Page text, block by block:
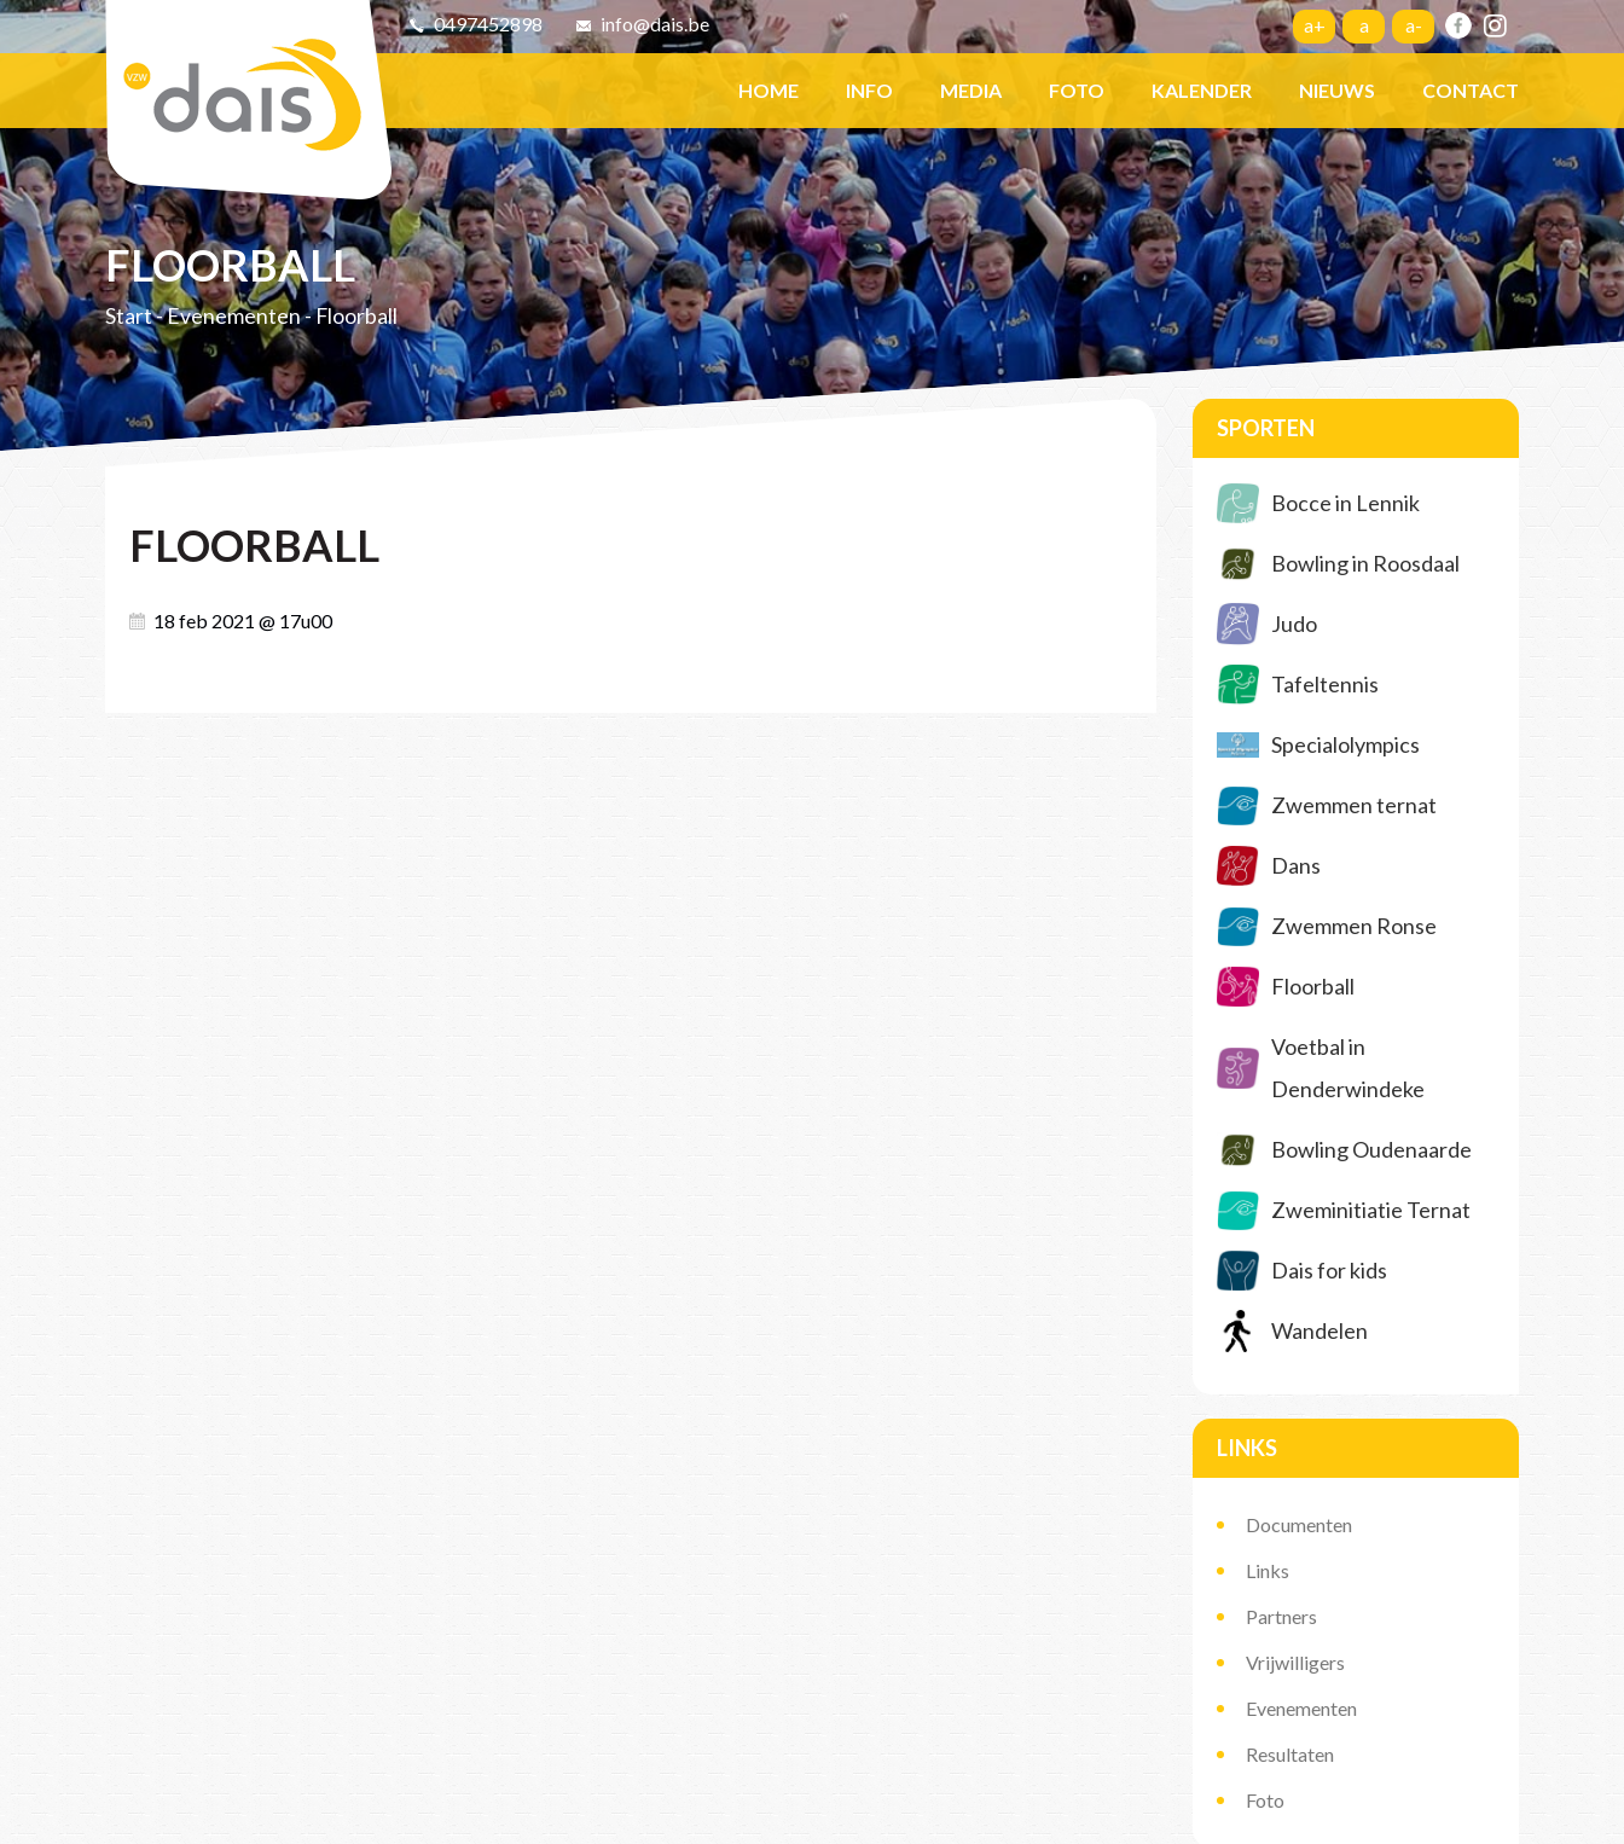
0497452898 info@dais.be Facebook a+ a a-
HOME INFO MEDIA FOTO KALENDER NIEUWS CONTACT
FLOORBALL
Start-Evenementen-Floorball
FLOORBALL
18 feb 2021 @ 17u00
SPORTEN
Bocce in Lennik
Bowling in Roosdaal
Judo
Tafeltennis
Specialolympics
Zwemmen ternat
Dans
Zwemmen Ronse
Floorball
Voetbal in
Denderwindeke
Bowling Oudenaarde
Zweminitiatie Ternat
Dais for kids
Wandelen
LINKS
Documenten
Links
Partners
Vrijwilligers
Evenementen
Resultaten
Foto